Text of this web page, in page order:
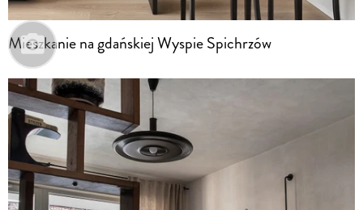
Mieszkanie na gdańskiej Wyspie Spichrzów